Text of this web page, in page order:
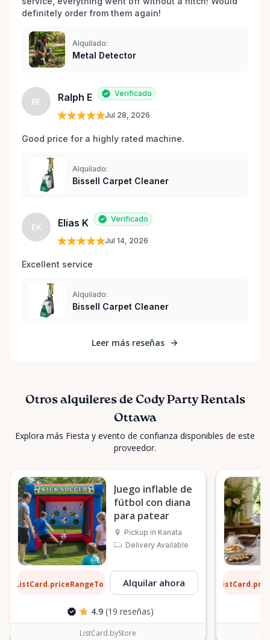
definitely order from them again!
Alquilado:
Metal Detector
RE Ralph E Verificado
Jul 28, 2026
Good price for a highly rated machine.
Alquilado:
Bissell Carpet Cleaner
EK Elias K Verificado
Jul 14, 2026
Excellent service
Alquilado:
Bissell Carpet Cleaner
Leer más reseñas
Otros alquileres de Cody Party Rentals
Ottawa
Explora más Fiesta y evento de confianza disponibles de este
proveedor.
Juego inflable de
fútbol con diana
para patear
Pickup in Kanata
Delivery Available
ListCard.priceRangeTo por díaAlquilar ahora
4.9 (19 reseñas)
ListCard.byStore